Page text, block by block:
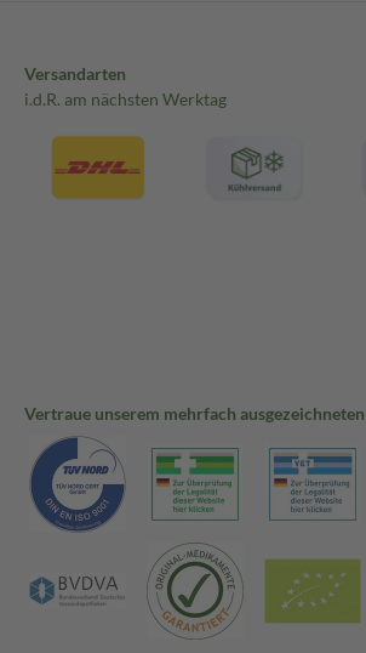
Versandarten
i.d.R. am nächsten Werktag
Vertraue unserem mehrfach